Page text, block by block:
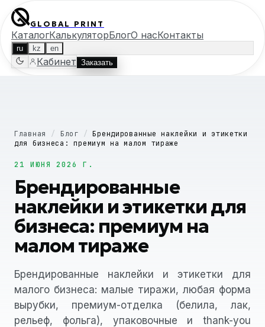
GLOBAL PRINT
КаталогКалькуляторБлогО насКонтакты
ru kz en
Кабинет Заказать
Главная / Блог / Брендированные наклейки и этикетки
для бизнеса: премиум на малом тираже
21 ИЮНЯ 2026 Г.
Брендированные
наклейки и этикетки для
бизнеса: премиум на
малом тираже
Брендированные наклейки и этикетки для
малого бизнеса: малые тиражи, любая форма
вырубки, премиум-отделка (белила, лак,
рельеф, фольга), упаковочные и thank-you